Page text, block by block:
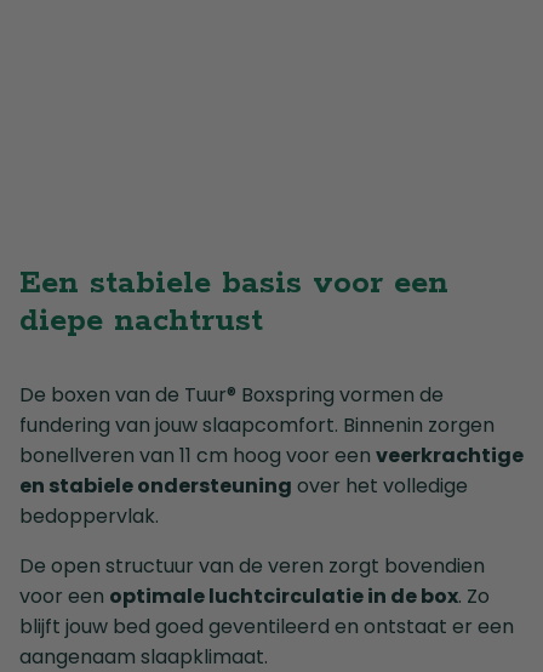
Een stabiele basis voor een
diepe nachtrust
De boxen van de Tuur® Boxspring vormen de
fundering van jouw slaapcomfort. Binnenin zorgen
bonellveren van 11 cm hoog voor een veerkrachtige
en stabiele ondersteuning over het volledige
bedoppervlak.
De open structuur van de veren zorgt bovendien
voor een optimale luchtcirculatie in de box. Zo
blijft jouw bed goed geventileerd en ontstaat er een
aangenaam slaapklimaat.